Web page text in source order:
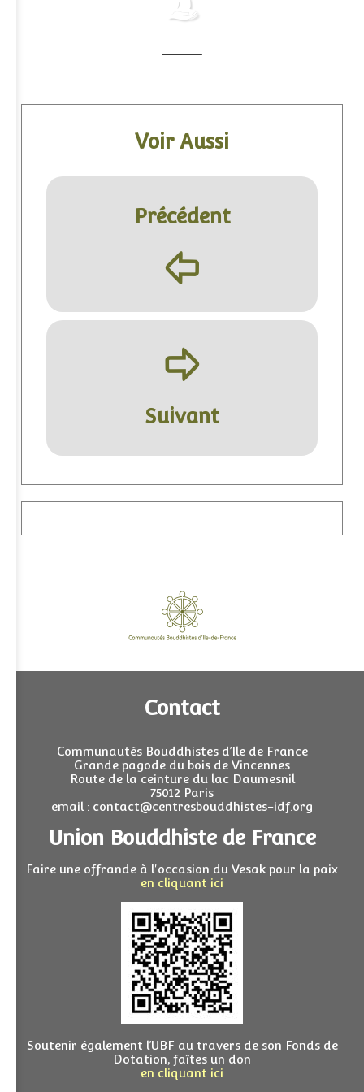
Voir Aussi
Précédent
þ
ÿ
Suivant
Contact
Communautés Bouddhistes d’Ile de France
Grande pagode du bois de Vincennes
Route de la ceinture du lac Daumesnil
75012 Paris
email : contact@centresbouddhistes-idf.org
Union Bouddhiste de France
Faire une offrande à l'occasion du Vesak pour la paix
en cliquant ici
Soutenir également l’UBF au travers de son Fonds de
Dotation, faîtes un don
en cliquant ici